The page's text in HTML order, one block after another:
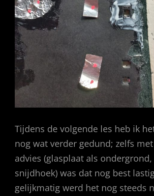
Tijdens de volgende les heb ik
nog wat verder gedund; zelfs met
advies (glasplaat als
snijdhoek) was dat nog best
gelijkmatig werd het nog steeds